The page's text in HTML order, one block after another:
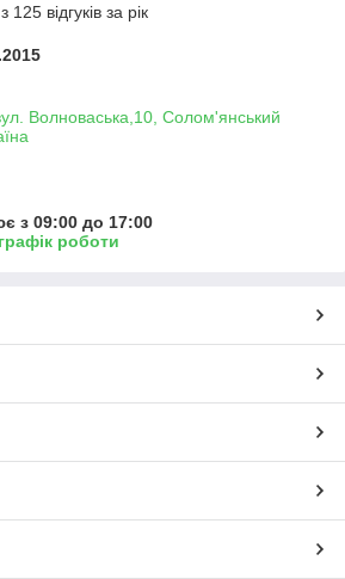
відгуків за рік
Волноваська,10, Солом'янський
з 09:00 до 17:00
роботи